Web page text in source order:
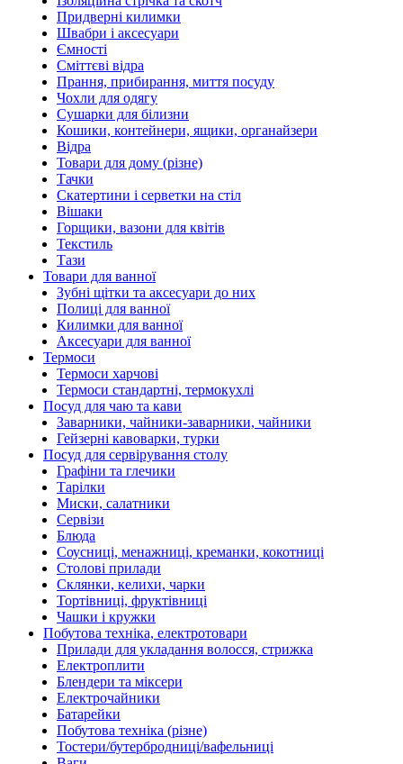
Придверні килимки
Швабри і аксесуари
Ємності
Сміттєві відра
Прання, прибирання, миття посуду
Чохли для одягу
Сушарки для білизни
Кошики, контейнери, ящики, органайзери
Відра
Товари для дому (різне)
Тачки
Скатертини і серветки на стіл
Вішаки
Горщики, вазони для квітів
Текстиль
Тази
Товари для ванної
Зубні щітки та аксесуари до них
Полиці для ванної
Килимки для ванної
Аксесуари для ванної
Термоси
Термоси харчові
Термоси стандартні, термокухлі
Посуд для чаю та кави
Заварники, чайники-заварники, чайники
Гейзерні кавоварки, турки
Посуд для сервірування столу
Графіни та глечики
Тарілки
Миски, салатники
Сервізи
Блюда
Соусниці, менажниці, креманки, кокотниці
Столові прилади
Склянки, келихи, чарки
Тортівниці, фруктівниці
Чашки і кружки
Побутова техніка, електротовари
Прилади для укладання волосся, стрижка
Електроплити
Блендери та міксери
Електрочайники
Батарейки
Побутова техніка (різне)
Тостери/бутербродниці/вафельниці